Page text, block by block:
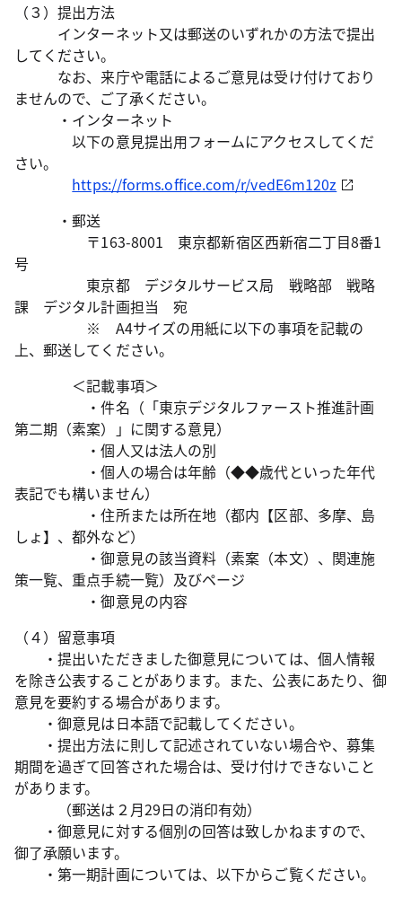
（３）提出方法
インターネット又は郵送のいずれかの方法で提出
してください。
なお、来庁や電話によるご意見は受け付けており
ませんので、ご了承ください。
・インターネット
以下の意見提出用フォームにアクセスしてくだ
さい。
https://forms.office.com/r/vedE6m120z
・郵送
〒163-8001 東京都新宿区西新宿二丁目8番1
号
東京都 デジタルサービス局 戦略部 戦略
課 デジタル計画担当 宛
※ A4サイズの用紙に以下の事項を記載の
上、郵送してください。
＜記載事項＞
・件名（「東京デジタルファースト推進計画
第二期（素案）」に関する意見）
・個人又は法人の別
・個人の場合は年齢（◆◆歳代といった年代
表記でも構いません）
・住所または所在地（都内【区部、多摩、島
しょ】、都外など）
・御意見の該当資料（素案（本文）、関連施
策一覧、重点手続一覧）及びページ
・御意見の内容
（４）留意事項
・提出いただきました御意見については、個人情報
を除き公表することがあります。また、公表にあたり、御
意見を要約する場合があります。
・御意見は日本語で記載してください。
・提出方法に則して記述されていない場合や、募集
期間を過ぎて回答された場合は、受け付けできないこと
があります。
（郵送は２月29日の消印有効）
・御意見に対する個別の回答は致しかねますので、
御了承願います。
・第一期計画については、以下からご覧ください。